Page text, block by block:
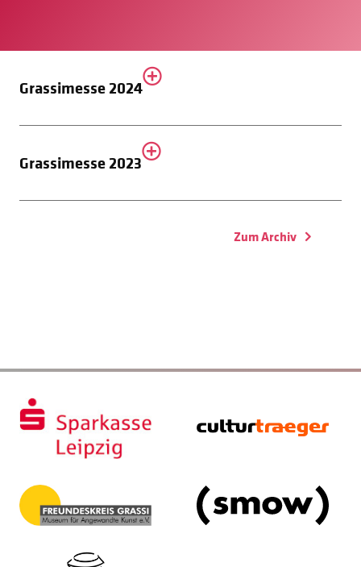
Grassimesse 2024
Grassimesse 2023
Zum Archiv